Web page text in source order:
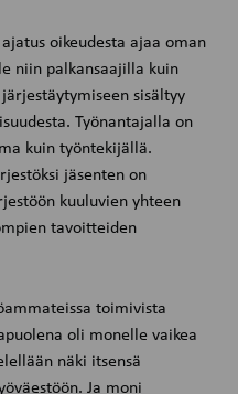
oikeudesta ajaa oman
niin palkansaajilla kuin
sisältyy
Työnantajalla on
kuin työntekijällä.
jäsenten on
kuuluvien yhteen
tavoitteiden
toimivista
oli monelle vaikea
näki itsensä
Ja moni